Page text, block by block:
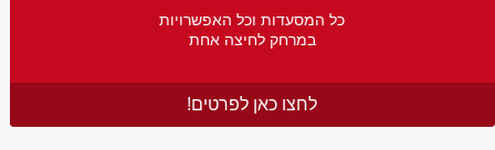
כל המסעדות וכל האפשרויות
במרחק לחיצה אחת
לחצו כאן לפרטים!